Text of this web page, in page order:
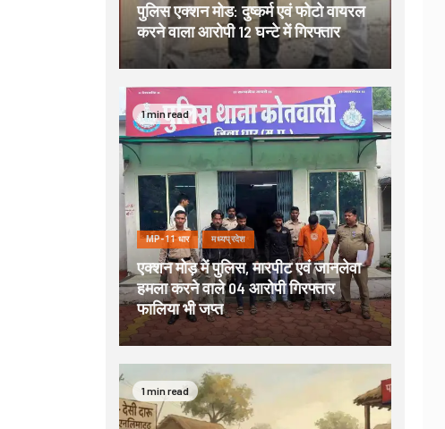
पुलिस एक्शन मोड: दुष्कर्म एवं फोटो वायरल
करने वाला आरोपी 12 घन्टे में गिरफ्तार
1 min read
MP-11 धार मध्यप्रदेश
एक्शन मोड़ में पुलिस, मारपीट एवं जानलेवा
हमला करने वाले 04 आरोपी गिरफ्तार
फालिया भी जप्त
1 min read